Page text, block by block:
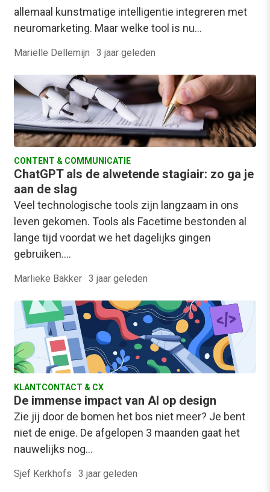
allemaal kunstmatige intelligentie integreren met
neuromarketing. Maar welke tool is nu…
Marielle Dellemijn · 3 jaar geleden
CONTENT & COMMUNICATIE
ChatGPT als de alwetende stagiair: zo ga je
aan de slag
Veel technologische tools zijn langzaam in ons
leven gekomen. Tools als Facetime bestonden al
lange tijd voordat we het dagelijks gingen
gebruiken.…
Marlieke Bakker · 3 jaar geleden
KLANTCONTACT & CX
De immense impact van AI op design
Zie jij door de bomen het bos niet meer? Je bent
niet de enige. De afgelopen 3 maanden gaat het
nauwelijks nog…
Sjef Kerkhofs · 3 jaar geleden